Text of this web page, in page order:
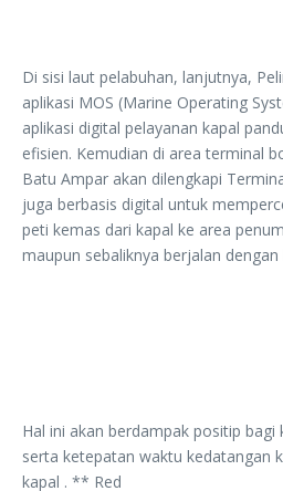
Di sisi laut pelabuhan, lanjutnya,
aplikasi MOS (Marine Operating
aplikasi digital pelayanan kapal
efisien. Kemudian di area terminal
Batu Ampar akan dilengkapi
juga berbasis digital untuk
peti kemas dari kapal ke area
maupun sebaliknya berjalan dengan
Hal ini akan berdampak positip bagi
serta ketepatan waktu kedatangan
kapal . ** Red